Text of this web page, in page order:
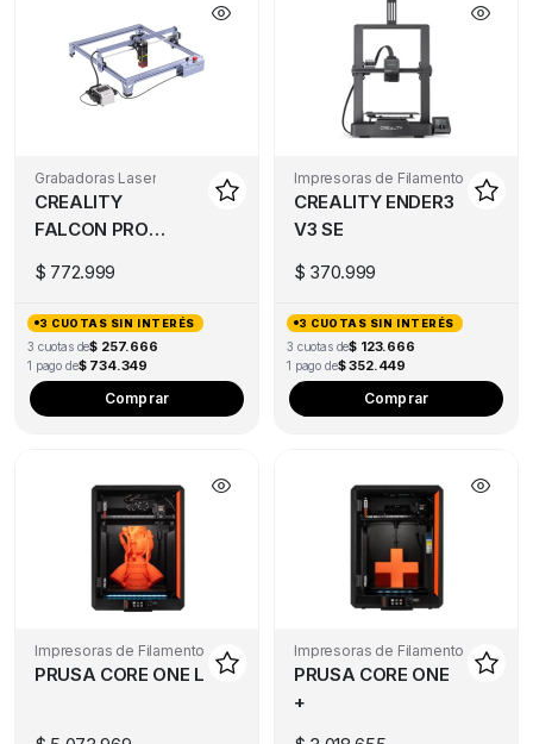
Grabadoras Laser
CREALITY
FALCON PRO
$ 772.999
3 CUOTAS SIN INTERÉS
3 cuotas de$ 257.666
1 pago de$ 734.349
Comprar
Impresoras de Filamento
CREALITY ENDER3
V3 SE
$ 370.999
3 CUOTAS SIN INTERÉS
3 cuotas de$ 123.666
1 pago de$ 352.449
Comprar
Impresoras de Filamento
PRUSA CORE ONE L
Impresoras de Filamento
PRUSA CORE ONE
+